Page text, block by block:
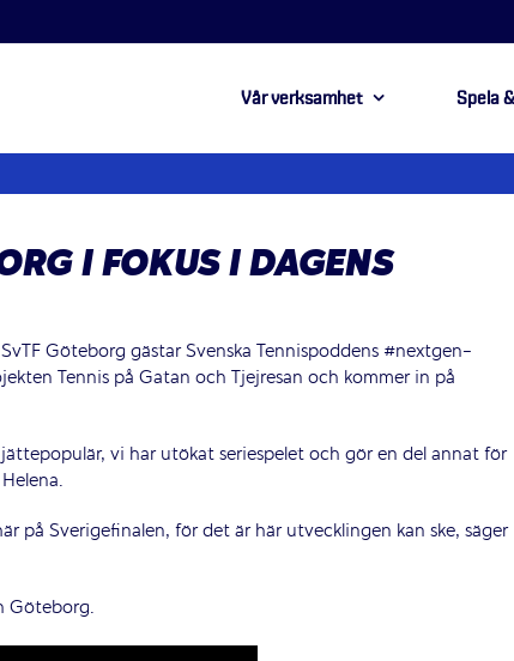
Vår verksamhet Spela
I FOKUS I DAGENS
Göteborg gästar Svenska Tennispoddens #nextgen-
Tennis på Gatan och Tjejresan och kommer in på
vi har utökat seriespelet och gör en del annat för
på Sverigefinalen, för det är här utvecklingen kan ske, säger
Göteborg.